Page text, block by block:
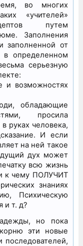
во многих
«учителей»
путем
Заполнения
заполненной от
в определенном
серьезную
и возможностях
обладающие
просила
руках человека,
И если
на ней такое
дух может
всю жизнь
к чему ПОЛУЧИТ
знаниях
Психическую
и т. д?
но пока
эти новые
последователей,